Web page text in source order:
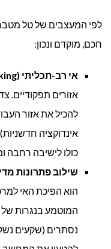
לפי המעצבים של טל
חכם, מוקדם ונכון:
אי רב-תכליתי (
אזורים תפקודיים.
להכיל את אזור
אינדוקציה
כולו לישיבה רחבה
שילוב פתרונות
הוא הפיכת האי
המוטמע בנגרות של
נסתרים (שקעים